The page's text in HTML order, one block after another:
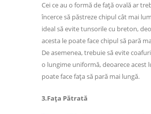
Cei ce au o formă de față ovală ar
încerce să păstreze chipul cât mai
ideal să evite tunsorile cu breton,
acesta le poate face chipul să pară
De asemenea, trebuie să evite
o lungime uniformă, deoarece acest
poate face fața să pară mai lungă.
3.Fața Pătrată